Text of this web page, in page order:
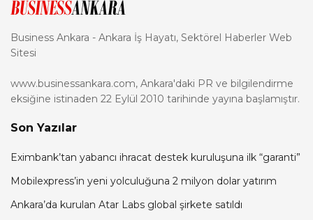
Business Ankara - Ankara İş Hayatı, Sektörel Haberler Web
Sitesi
www.businessankara.com, Ankara'daki PR ve bilgilendirme
eksiğine istinaden 22 Eylül 2010 tarihinde yayına başlamıştır.
Son Yazılar
Eximbank’tan yabancı ihracat destek kuruluşuna ilk “garanti”
Mobilexpress’in yeni yolculuğuna 2 milyon dolar yatırım
Ankara’da kurulan Atar Labs global şirkete satıldı